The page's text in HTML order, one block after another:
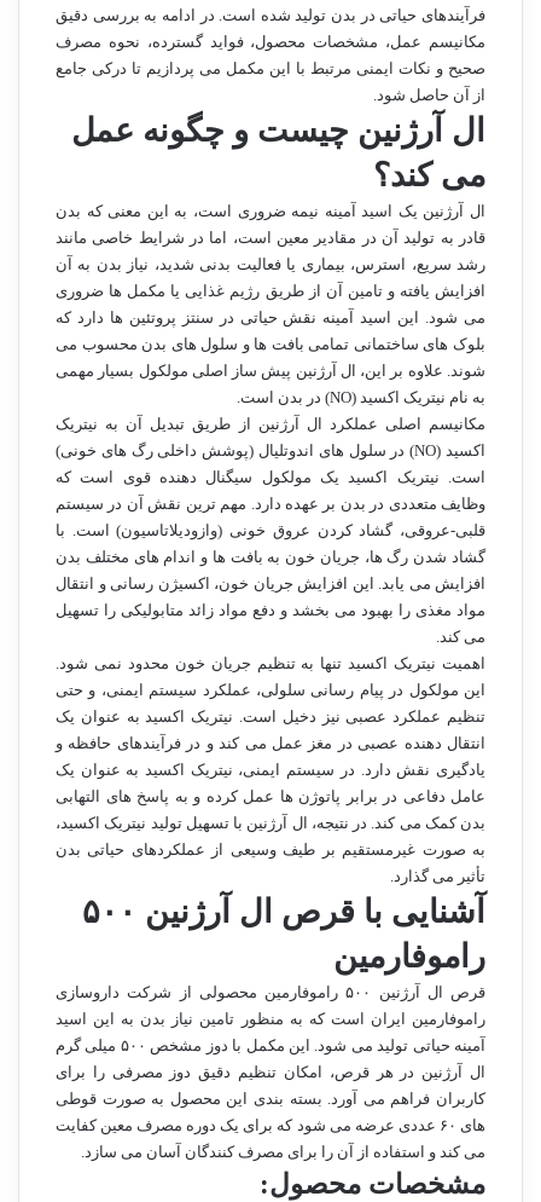
فرآیندهای حیاتی در بدن تولید شده است. در ادامه به بررسی دقیق
مکانیسم عمل، مشخصات محصول، فواید گسترده، نحوه مصرف
صحیح و نکات ایمنی مرتبط با این مکمل می پردازیم تا درکی جامع
از آن حاصل شود.
ال آرژنین چیست و چگونه عمل
می کند؟
ال آرژنین یک اسید آمینه نیمه ضروری است، به این معنی که بدن
قادر به تولید آن در مقادیر معین است، اما در شرایط خاصی مانند
رشد سریع، استرس، بیماری یا فعالیت بدنی شدید، نیاز بدن به آن
افزایش یافته و تامین آن از طریق رژیم غذایی یا مکمل ها ضروری
می شود. این اسید آمینه نقش حیاتی در سنتز پروتئین ها دارد که
بلوک های ساختمانی تمامی بافت ها و سلول های بدن محسوب می
شوند. علاوه بر این، ال آرژنین پیش ساز اصلی مولکول بسیار مهمی
به نام نیتریک اکسید (NO) در بدن است.
مکانیسم اصلی عملکرد ال آرژنین از طریق تبدیل آن به نیتریک
اکسید (NO) در سلول های اندوتلیال (پوشش داخلی رگ های خونی)
است. نیتریک اکسید یک مولکول سیگنال دهنده قوی است که
وظایف متعددی در بدن بر عهده دارد. مهم ترین نقش آن در سیستم
قلبی-عروقی، گشاد کردن عروق خونی (وازودیلاتاسیون) است. با
گشاد شدن رگ ها، جریان خون به بافت ها و اندام های مختلف بدن
افزایش می یابد. این افزایش جریان خون، اکسیژن رسانی و انتقال
مواد مغذی را بهبود می بخشد و دفع مواد زائد متابولیکی را تسهیل
می کند.
اهمیت نیتریک اکسید تنها به تنظیم جریان خون محدود نمی شود.
این مولکول در پیام رسانی سلولی، عملکرد سیستم ایمنی، و حتی
تنظیم عملکرد عصبی نیز دخیل است. نیتریک اکسید به عنوان یک
انتقال دهنده عصبی در مغز عمل می کند و در فرآیندهای حافظه و
یادگیری نقش دارد. در سیستم ایمنی، نیتریک اکسید به عنوان یک
عامل دفاعی در برابر پاتوژن ها عمل کرده و به پاسخ های التهابی
بدن کمک می کند. در نتیجه، ال آرژنین با تسهیل تولید نیتریک اکسید،
به صورت غیرمستقیم بر طیف وسیعی از عملکردهای حیاتی بدن
تأثیر می گذارد.
آشنایی با قرص ال آرژنین ۵۰۰
راموفارمین
قرص ال آرژنین ۵۰۰ راموفارمین محصولی از شرکت داروسازی
راموفارمین ایران است که به منظور تامین نیاز بدن به این اسید
آمینه حیاتی تولید می شود. این مکمل با دوز مشخص ۵۰۰ میلی گرم
ال آرژنین در هر قرص، امکان تنظیم دقیق دوز مصرفی را برای
کاربران فراهم می آورد. بسته بندی این محصول به صورت قوطی
های ۶۰ عددی عرضه می شود که برای یک دوره مصرف معین کفایت
می کند و استفاده از آن را برای مصرف کنندگان آسان می سازد.
مشخصات محصول: